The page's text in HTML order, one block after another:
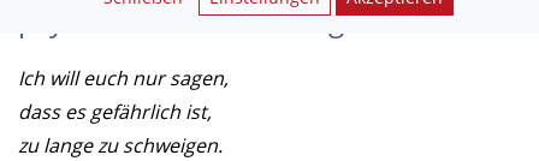
psychischen Erkrankungen
Ich will euch nur sagen,
dass es gefährlich ist,
zu lange zu schweigen.